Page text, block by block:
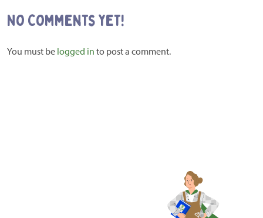
No Comments yet!
You must be logged in to post a comment.